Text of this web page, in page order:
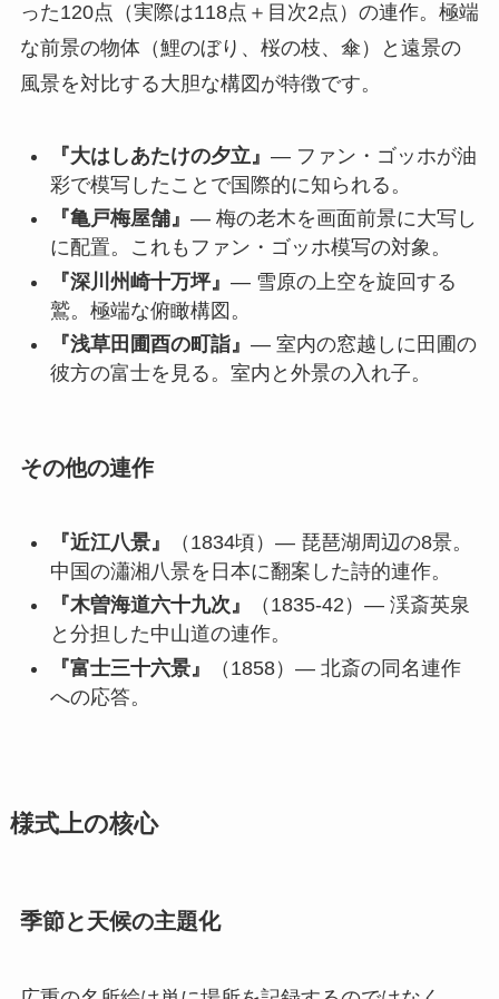
った120点（実際は118点＋目次2点）の連作。極端
な前景の物体（鯉のぼり、桜の枝、傘）と遠景の
風景を対比する大胆な構図が特徴です。
『大はしあたけの夕立』 — ファン・ゴッホが油
彩で模写したことで国際的に知られる。
『亀戸梅屋舗』 — 梅の老木を画面前景に大写し
に配置。これもファン・ゴッホ模写の対象。
『深川州崎十万坪』 — 雪原の上空を旋回する
鷲。極端な俯瞰構図。
『浅草田圃酉の町詣』 — 室内の窓越しに田圃の
彼方の富士を見る。室内と外景の入れ子。
その他の連作
『近江八景』
（1834頃）— 琵琶湖周辺の8景。
中国の瀟湘八景を日本に翻案した詩的連作。
『木曽海道六十九次』
（1835-42）— 渓斎英泉
と分担した中山道の連作。
『富士三十六景』
（1858）— 北斎の同名連作
への応答。
様式上の核心
季節と天候の主題化